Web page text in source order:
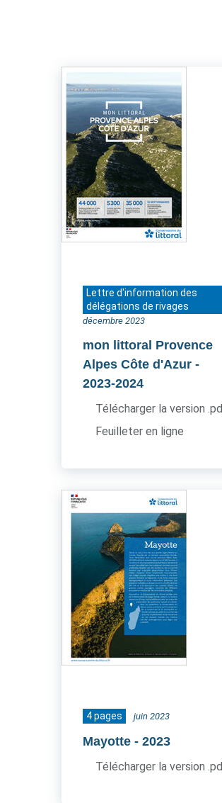
Lettre d'information des
délégations de rivages
décembre 2023
mon littoral Provence
Alpes Côte d'Azur -
2023-2024
Télécharger la version
Feuilleter en ligne
4 pages juin 2023
Mayotte - 2023
Télécharger la version